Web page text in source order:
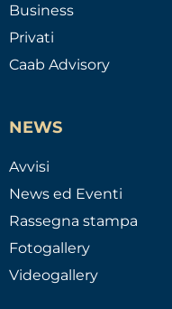
Business
Privati
Caab Advisory
NEWS
Avvisi
News ed Eventi
Rassegna stampa
Fotogallery
Videogallery